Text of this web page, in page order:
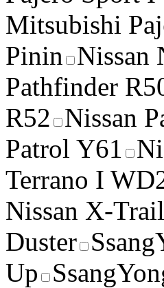
Mitsubishi
Pinin Nissan
Pathfinder
R52 Nissan
Patrol Y61
Terrano I
Nissan X-Trail
Duster
Up